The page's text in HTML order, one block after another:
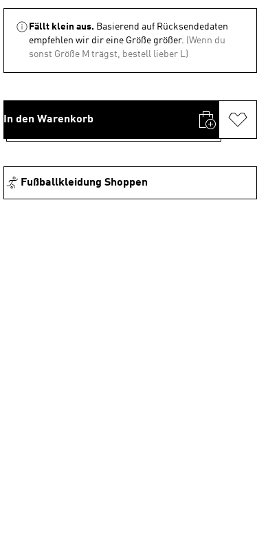
Fällt klein aus. Basierend auf Rücksendedaten
empfehlen wir dir eine Größe größer. (Wenn du
sonst Größe M trägst, bestell lieber L)
In den Warenkorb
Fußballkleidung Shoppen